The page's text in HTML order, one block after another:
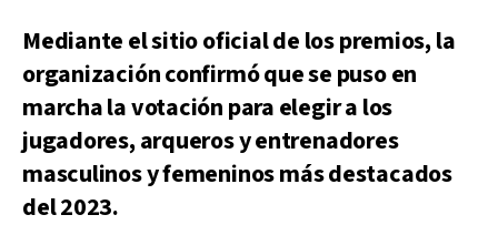
Mediante el sitio oficial de los premios, la
organización confirmó que se puso en
marcha la votación para elegir a los
jugadores, arqueros y entrenadores
masculinos y femeninos más destacados
del 2023.